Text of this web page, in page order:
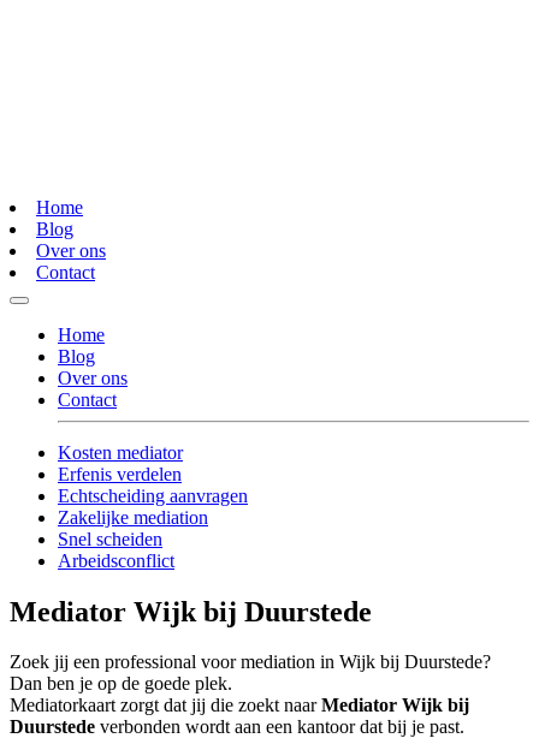
Home
Blog
Over ons
Contact
Home
Blog
Over ons
Contact
Kosten mediator
Erfenis verdelen
Echtscheiding aanvragen
Zakelijke mediation
Snel scheiden
Arbeidsconflict
Mediator Wijk bij Duurstede
Zoek jij een professional voor mediation in Wijk bij Duurstede?
Dan ben je op de goede plek.
Mediatorkaart zorgt dat jij die zoekt naarMediator Wijk bij
Duurstede verbonden wordt aan een kantoor dat bij je past.